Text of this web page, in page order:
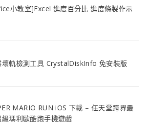
小教室]Excel 進度百分比 進度條製作示
壞軌檢測工具 CrystalDiskInfo 免安裝版
MARIO RUN iOS 下載 – 任天堂跨界最
級瑪利歐酷跑手機遊戲